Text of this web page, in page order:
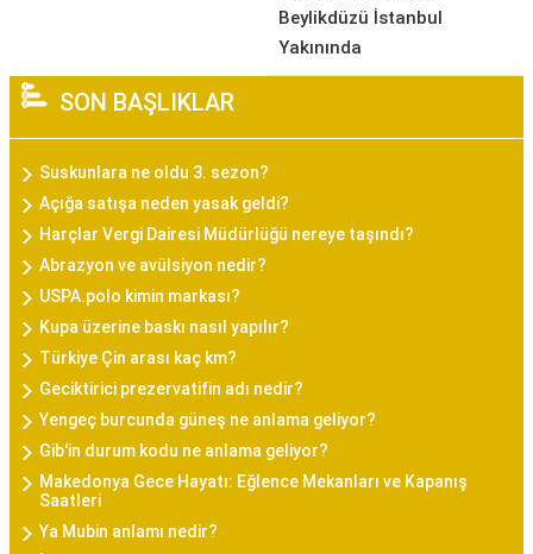
Beylikdüzü İstanbul
Yakınında
SON BAŞLIKLAR
Suskunlara ne oldu 3. sezon?
Açığa satışa neden yasak geldi?
Harçlar Vergi Dairesi Müdürlüğü nereye taşındı?
Abrazyon ve avülsiyon nedir?
USPA.polo kimin markası?
Kupa üzerine baskı nasıl yapılır?
Türkiye Çin arası kaç km?
Geciktirici prezervatifin adı nedir?
Yengeç burcunda güneş ne anlama geliyor?
Gib'in durum kodu ne anlama geliyor?
Makedonya Gece Hayatı: Eğlence Mekanları ve Kapanış
Saatleri
Ya Mubin anlamı nedir?